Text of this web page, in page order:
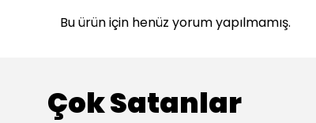
Bu ürün için henüz yorum yapılmamış.
Çok Satanlar